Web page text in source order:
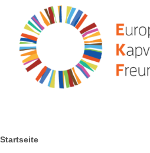
Direkt zum Inhalt
Pfadnavigation
Startseite